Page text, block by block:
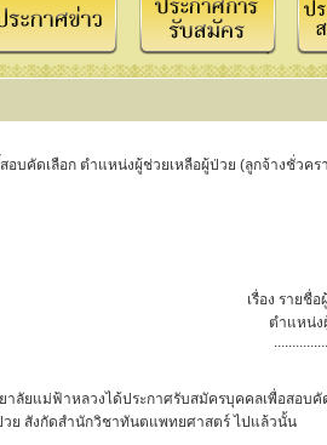
อบคัดเลือก ตำแหน่งผู้ช่วยเหลือผู้ป่วย (ลูกจ้างชั่วค
เรื่อง รายชื่
ตำแหน่ง
ม่ฟ้าหลวงได้ประกาศรับสมัครบุคคลเพื่อสอบคัด
วย สังกัดสำนักวิชาทันตแพทยศาสตร์ ไปแล้วนั้น